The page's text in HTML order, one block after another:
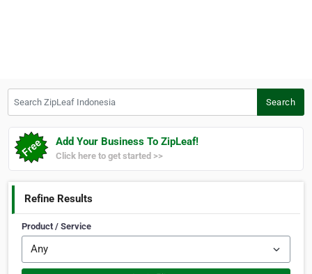
Search
Add Your Business To ZipLeaf!
Click here to get started >>
Refine Results
Product / Service